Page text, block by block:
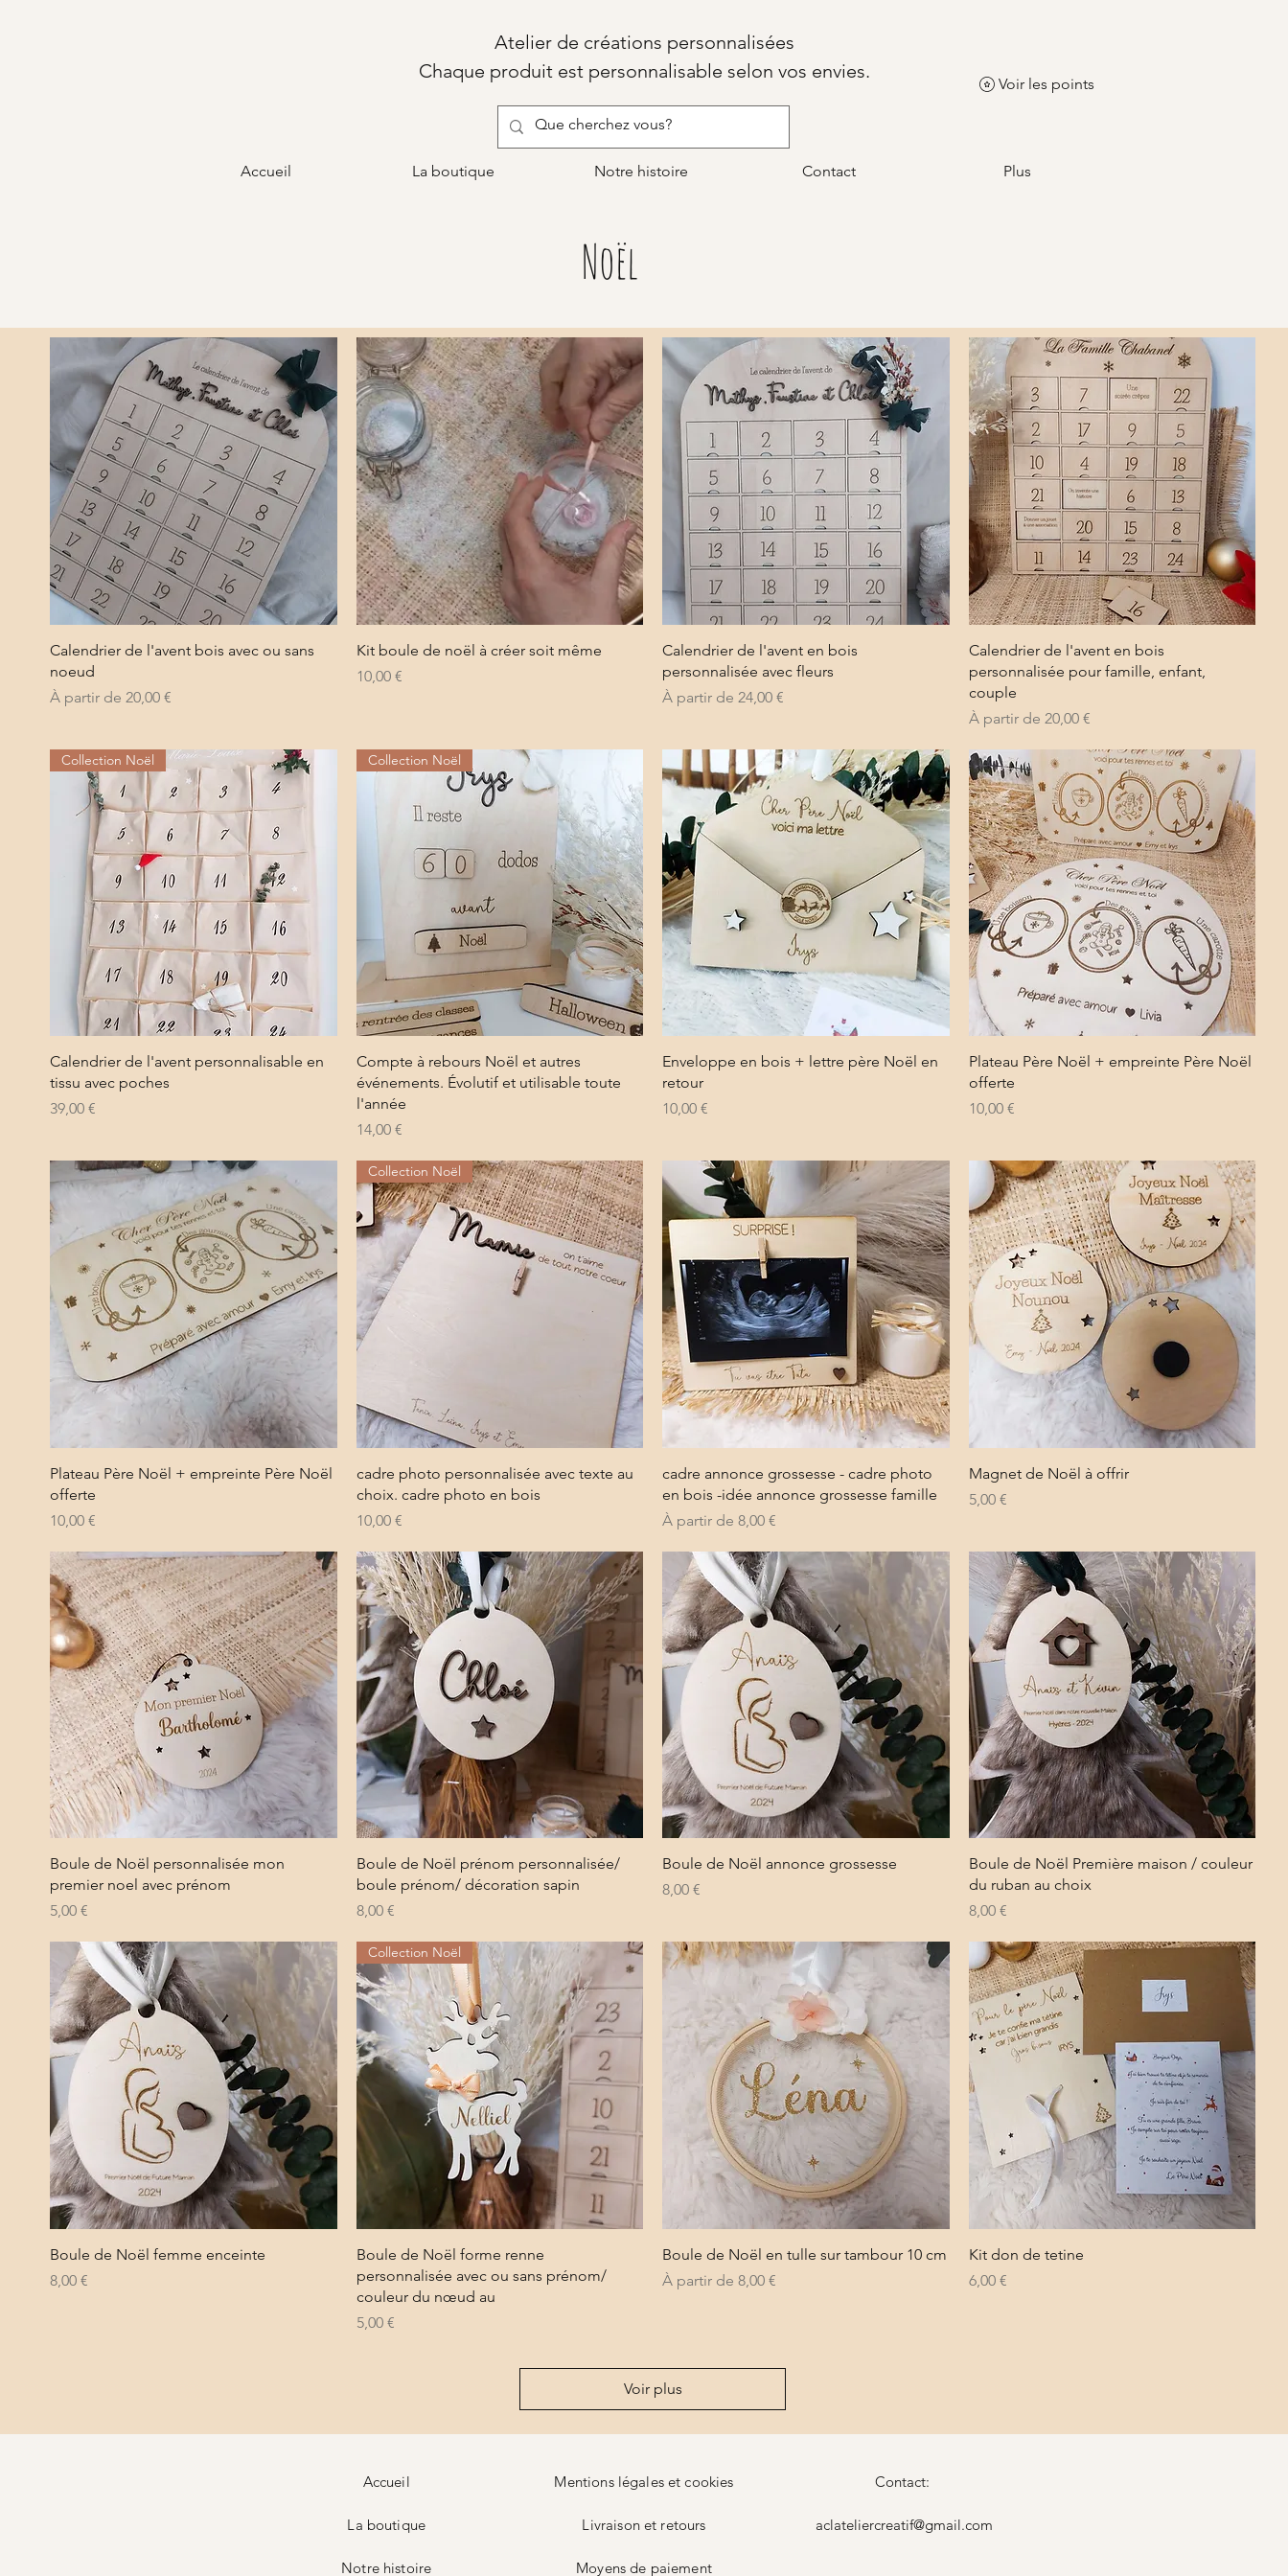
Voir les points
Atelier de créations personnalisées
Chaque produit est personnalisable selon vos envies.
Accueil La boutique Notre histoire Contact Plus
Noël
Aperçu rapide
Calendrier de l'avent bois avec ou sans
noeud
À partir de 20,00 €
Prix promotionnel
Aperçu rapide
Kit boule de noël à créer soit même
Prix
10,00 €
Aperçu rapide
Calendrier de l'avent en bois
personnalisée avec fleurs
À partir de 24,00 €
Prix promotionnel
Aperçu rapide
Calendrier de l'avent en bois
personnalisée pour famille, enfant,
couple
À partir de 20,00 €
Prix promotionnel
Aperçu rapide
Collection Noël
Calendrier de l'avent personnalisable en
tissu avec poches
Prix
39,00 €
Aperçu rapide
Collection Noël
Compte à rebours Noël et autres
événements. Évolutif et utilisable toute
l'année
Prix
14,00 €
Aperçu rapide
Enveloppe en bois + lettre père Noël en
retour
Prix
10,00 €
Aperçu rapide
Plateau Père Noël + empreinte Père Noël
offerte
Prix
10,00 €
Aperçu rapide
Plateau Père Noël + empreinte Père Noël
offerte
Prix
10,00 €
Aperçu rapide
Collection Noël
cadre photo personnalisée avec texte au
choix. cadre photo en bois
Prix
10,00 €
Aperçu rapide
cadre annonce grossesse - cadre photo
en bois -idée annonce grossesse famille
À partir de 8,00 €
Prix promotionnel
Aperçu rapide
Magnet de Noël à offrir
Prix
5,00 €
Aperçu rapide
Boule de Noël personnalisée mon
premier noel avec prénom
Prix
5,00 €
Aperçu rapide
Boule de Noël prénom personnalisée/
boule prénom/ décoration sapin
Prix
8,00 €
Aperçu rapide
Boule de Noël annonce grossesse
Prix
8,00 €
Aperçu rapide
Boule de Noël Première maison / couleur
du ruban au choix
Prix
8,00 €
Aperçu rapide
Boule de Noël femme enceinte
Prix
8,00 €
Aperçu rapide
Collection Noël
Boule de Noël forme renne
personnalisée avec ou sans prénom/
couleur du nœud au
Prix
5,00 €
Aperçu rapide
Boule de Noël en tulle sur tambour 10 cm
À partir de 8,00 €
Prix promotionnel
Aperçu rapide
Kit don de tetine
Prix
6,00 €
Voir plus
Accueil
La boutique
Notre histoire
Mentions légales et cookies
Livraison et retours
Moyens de paiement
Contact:
aclateliercreatif@gmail.com